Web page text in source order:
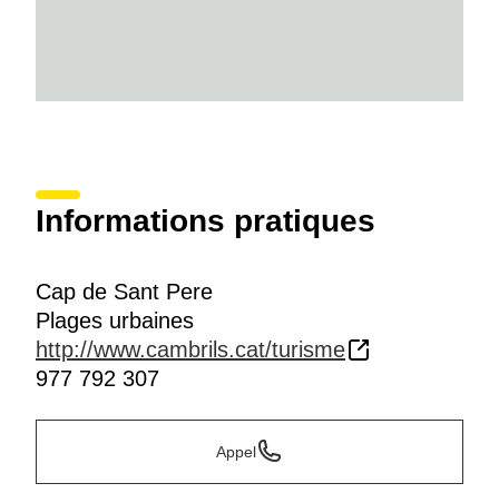
Informations pratiques
Cap de Sant Pere
Plages urbaines
http://www.cambrils.cat/turisme
977 792 307
Appel